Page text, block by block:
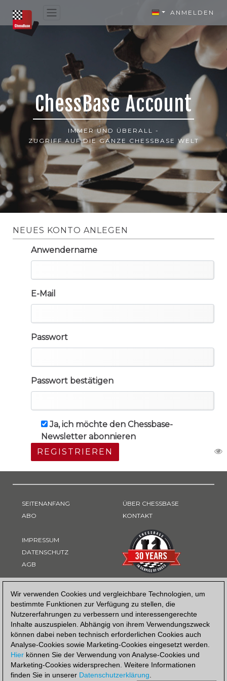
Wir verwenden Cookies und vergleichbare Technologien, um
bestimmte Funktionen zur Verfügung zu stellen, die
Nutzererfahrungen zu verbessern und interessengerechte
Inhalte auszuspielen. Abhängig von ihrem Verwendungszweck
können dabei neben technisch erforderlichen Cookies auch
Analyse-Cookies sowie Marketing-Cookies eingesetzt werden.
Hier können Sie der Verwendung von Analyse-Cookies und
Marketing-Cookies widersprechen. Weitere Informationen
finden Sie in unserer Datenschutzerklärung.
ANMELDEN
ChessBase Account
IMMER UND ÜBERALL -
ZUGRIFF AUF DIE GANZE CHESSBASE WELT
NEUES KONTO ANLEGEN
Anwendername
E-Mail
Passwort
Passwort bestätigen
Ja, ich möchte den Chessbase-
Newsletter abonnieren
REGISTRIEREN
SEITENANFANG
ABO
IMPRESSUM
DATENSCHUTZ
AGB
ÜBER CHESSBASE
KONTAKT
ZAHLUNGSART